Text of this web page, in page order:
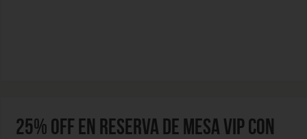
25% OFF EN RESERVA DE MESA VIP CON